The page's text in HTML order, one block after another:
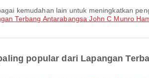
Terbang Antarabangsa John C Munro
popular dari Lapangan